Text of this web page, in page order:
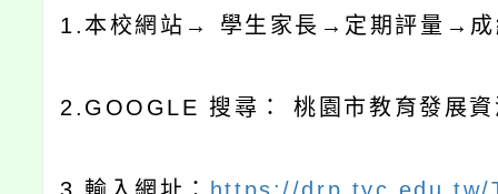
1. 本校網站 → 學生家長 →定期評量→
2.GOOGLE搜尋： 桃園市教育發展